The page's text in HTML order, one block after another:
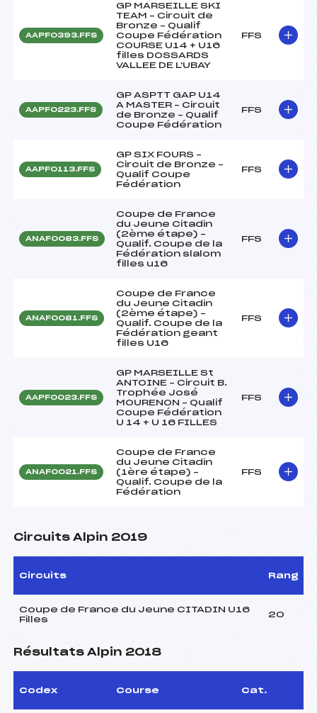
AAPF0393.FFS
GP MARSEILLE SKI
TEAM – Circuit de
Bronze – Qualif
Coupe Fédération
COURSE U14 + U16
filles DOSSARDS
VALLEE DE L'UBAY
FFS
AAPF0223.FFS
GP ASPTT GAP U14
A MASTER – Circuit
de Bronze – Qualif
Coupe Fédération
FFS
AAPF0113.FFS
GP SIX FOURS –
Circuit de Bronze –
Qualif Coupe
Fédération
FFS
ANAF0083.FFS
Coupe de France
du Jeune Citadin
(2ème étape) –
Qualif. Coupe de la
Fédération slalom
filles u16
FFS
ANAF0081.FFS
Coupe de France
du Jeune Citadin
(2ème étape) –
Qualif. Coupe de la
Fédération geant
filles U16
FFS
AAPF0023.FFS
GP MARSEILLE St
ANTOINE – Circuit B.
Trophée José
MOURENON – Qualif
Coupe Fédération
U 14 + U 16 FILLES
FFS
ANAF0021.FFS
Coupe de France
du Jeune Citadin
(1ère étape) –
Qualif. Coupe de la
Fédération
FFS
Circuits Alpin 2019
Circuits Rang
Coupe de France du Jeune CITADIN U16
Filles
20
Résultats Alpin 2018
Codex Course Cat.